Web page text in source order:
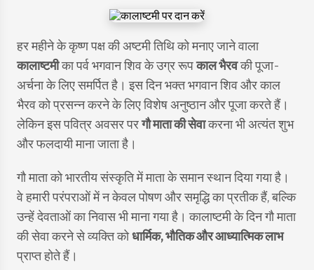
हर महीने के कृष्ण पक्ष की अष्टमी तिथि को मनाए जाने वाला
कालाष्टमीका पर्व भगवान शिव के उग्र रूपकाल भैरवकी पूजा-
अर्चना के लिए समर्पित है। इस दिन भक्त भगवान शिव और काल
भैरव को प्रसन्न करने के लिए विशेष अनुष्ठान और पूजा करते हैं।
लेकिन इस पवित्र अवसर परगौ माता की सेवाकरना भी अत्यंत शुभ
और फलदायी माना जाता है।
गौ माता को भारतीय संस्कृति में माता के समान स्थान दिया गया है।
वे हमारी परंपराओं में न केवल पोषण और समृद्धि का प्रतीक हैं, बल्कि
उन्हें देवताओं का निवास भी माना गया है। कालाष्टमी के दिन गौ माता
की सेवा करने से व्यक्ति कोधार्मिक, भौतिक और आध्यात्मिक लाभ
प्राप्त होते हैं।